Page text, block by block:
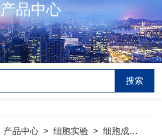
产品中心
产品中心 >细胞实验 >细胞成像